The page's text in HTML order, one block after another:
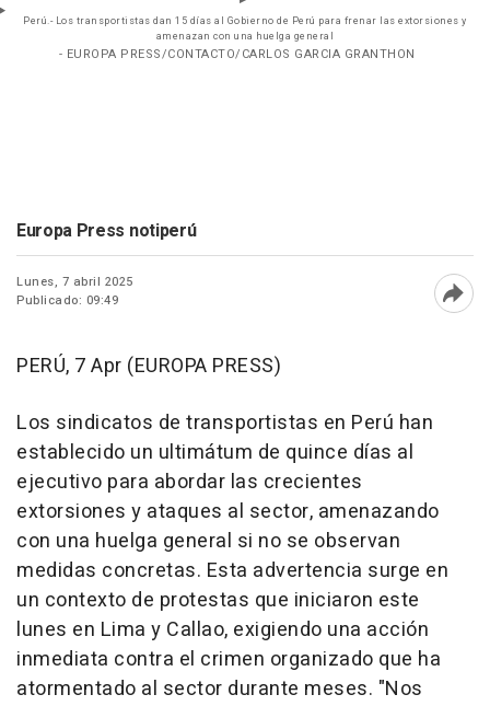
Perú.- Los transportistas dan 15 días al Gobierno de Perú para frenar las extorsiones y
amenazan con una huelga general
- EUROPA PRESS/CONTACTO/CARLOS GARCIA GRANTHON
Europa Press notiperú
Lunes, 7 abril 2025
Publicado: 09:49
PERÚ, 7 Apr (EUROPA PRESS)
Los sindicatos de transportistas en Perú han
establecido un ultimátum de quince días al
ejecutivo para abordar las crecientes
extorsiones y ataques al sector, amenazando
con una huelga general si no se observan
medidas concretas. Esta advertencia surge en
un contexto de protestas que iniciaron este
lunes en Lima y Callao, exigiendo una acción
inmediata contra el crimen organizado que ha
atormentado al sector durante meses. "Nos